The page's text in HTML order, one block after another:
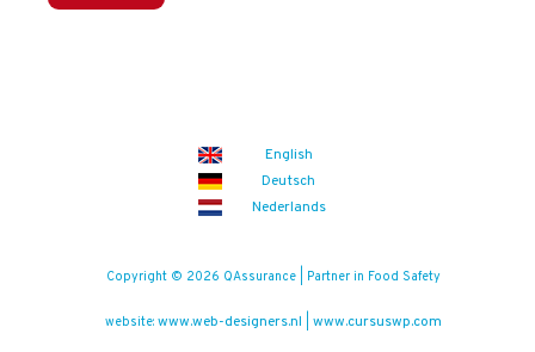
English
Deutsch
Nederlands
Copyright © 2026 QAssurance | Partner in Food Safety
website: www.web-designers.nl www.cursuswp.com